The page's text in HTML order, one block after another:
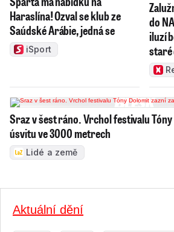
Haraslína! Ozval se klub ze
Saúdské Arábie, jedná se
iSport
do
iluzí
Sraz v šest ráno. Vrchol festivalu
úsvitu ve 3000 metrech
Lidé a země
Aktuální dění